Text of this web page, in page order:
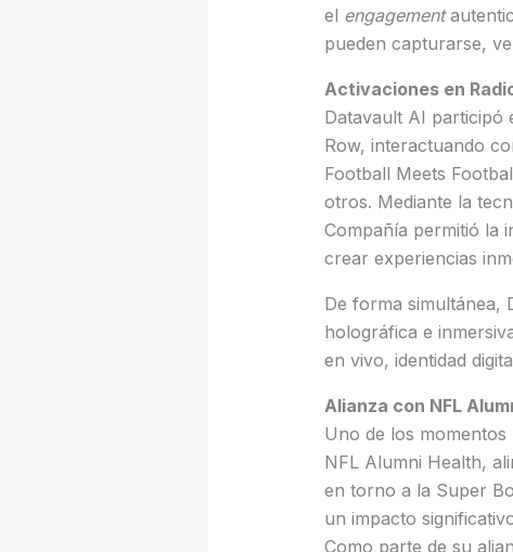
el engagement
pueden capturarse,
Activaciones en
Datavault AI participó
Row, interactuando
Football Meets
otros. Mediante la
Compañía permitió la
crear experiencias
De forma simultánea,
holográfica e
en vivo, identidad
Alianza con NFL
Uno de los
NFL Alumni Health,
en torno a la Super
un impacto
Como parte de su